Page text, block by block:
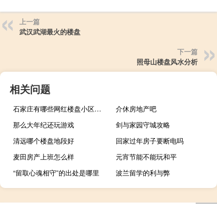
上一篇
武汉武湖最火的楼盘
下一篇
照母山楼盘风水分析
相关问题
石家庄有哪些网红楼盘小区？介绍5个最知名地产项目
介休房地产吧
那么大年纪还玩游戏
剑与家园守城攻略
清远哪个楼盘地段好
回家过年房子要断电吗
麦田房产上班怎么样
元宵节能不能玩和平
“留取心魂相守”的出处是哪里
波兰留学的利与弊
产权证是不是房产证